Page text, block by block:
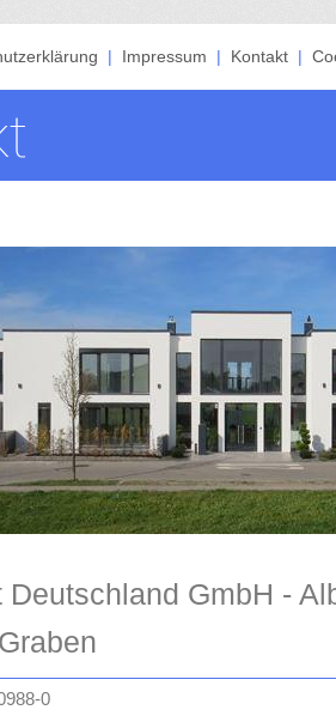
Impressum Kontakt
Deutschland GmbH -
0